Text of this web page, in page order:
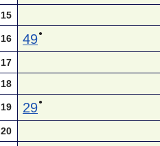
15
16 49●
17
18
19 29●
20